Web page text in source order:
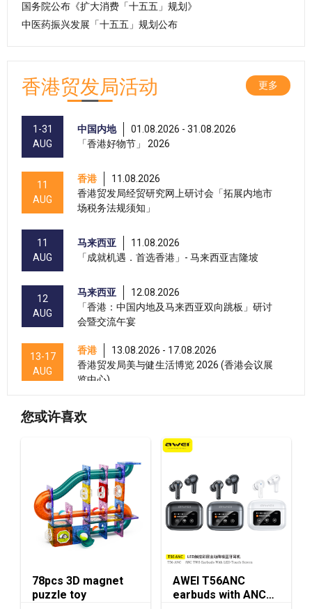
国务院公布《扩大消费「十五五」规划》
中医药振兴发展「十五五」规划公布
香港贸发局活动 更多
1-31
AUG
中国内地
01.08.2026 - 31.08.2026
「香港好物节」 2026
11
AUG
香港
11.08.2026
香港贸发局经贸研究网上研讨会「拓展内地市
场税务法规须知」
11
AUG
马来西亚
11.08.2026
「成就机遇．首选香港」- 马来西亚吉隆坡
12
AUG
马来西亚
12.08.2026
「香港：中国内地及马来西亚双向跳板」研讨
会暨交流午宴
13-17
AUG
香港
13.08.2026 - 17.08.2026
香港贸发局美与健生活博览 2026 (香港会议展
览中心)
13-15
香港
香港贸发局美食商贸博览 2026 (香港会议展览
AUG
香港
13.08.2026 - 15.08.2026
香港贸发局香港国际茶展 2026 (香港会议展览
中心)
13-17
AUG
香港
13.08.2026 - 17.08.2026
香港贸发局家电‧家居‧博览 2026 (香港会议展
13-15
AUG
香港
13.08.2026 - 15.08.2026
国际现代化中医药及健康产品会议 2026 (香港
您或许喜欢
78pcs 3D magnet
puzzle toy
AWEI T56ANC
earbuds with ANC